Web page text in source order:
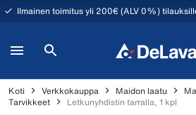
Ilmainen toimitus yli 200€ (ALV 0%)
Koti Verkkokauppa Maidon laatu
Tarvikkeet
Letkunyhdistin tarralla, 1 kpl